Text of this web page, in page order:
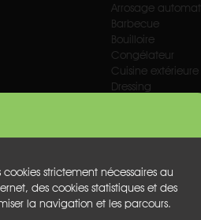
cookies strictement nécessaires au
des cookies statistiques et des
la navigation et les parcours.
Arrosage
Barbecue
Bouilloire
Congélateur
Cuisine extérieure
Dressing
Lave-Linge
Lave-vaisselle
Machine à Café
Micro-ondes